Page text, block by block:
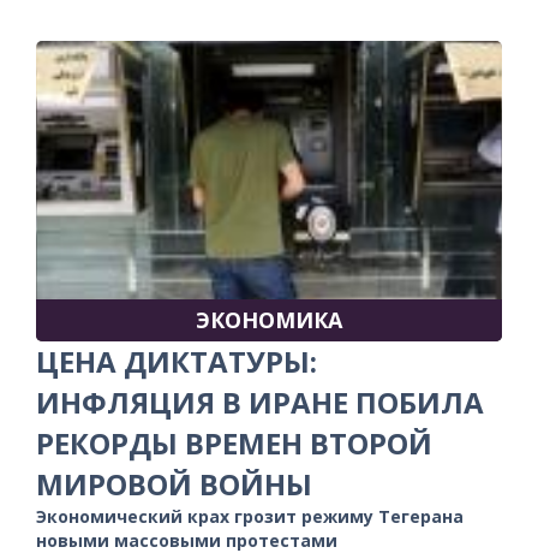
ЭКОНОМИКА
ЦЕНА ДИКТАТУРЫ:
ИНФЛЯЦИЯ В ИРАНЕ ПОБИЛА
РЕКОРДЫ ВРЕМЕН ВТОРОЙ
МИРОВОЙ ВОЙНЫ
Экономический крах грозит режиму Тегерана
новыми массовыми протестами